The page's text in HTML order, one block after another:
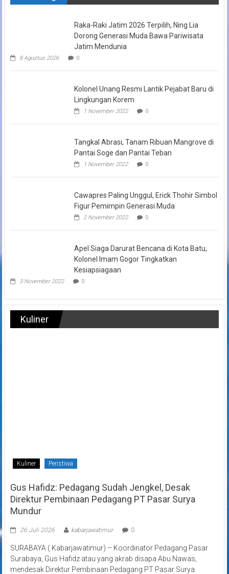
Raka-Raki Jatim 2026 Terpilih, Ning Lia
Dorong Generasi Muda Bawa Pariwisata
Jatim Mendunia
8 Agustus 2026 0
Kolonel Unang Resmi Lantik Pejabat Baru di
Lingkungan Korem
1 November 2022 0
Tangkal Abrasi, Tanam Ribuan Mangrove di
Pantai Soge dan Pantai Teban
1 November 2022 0
Cawapres Paling Unggul, Erick Thohir Simbol
Figur Pemimpin Generasi Muda
2 November 2022 0
Apel Siaga Darurat Bencana di Kota Batu,
Kolonel Imam Gogor Tingkatkan
Kesiapsiagaan
3 November 2022 0
Kuliner
Kuliner Peristiwa
Gus Hafidz: Pedagang Sudah Jengkel, Desak
Direktur Pembinaan Pedagang PT Pasar Surya
Mundur
26 Juli 2026 kabarjawatimur 0
SURABAYA ( Kabarjawatimur) – Koordinator Pedagang Pasar
Surabaya, Gus Hafidz atau yang akrab disapa Abu Nawas,
mendesak Direktur Pembinaan Pedagang PT Pasar Surya